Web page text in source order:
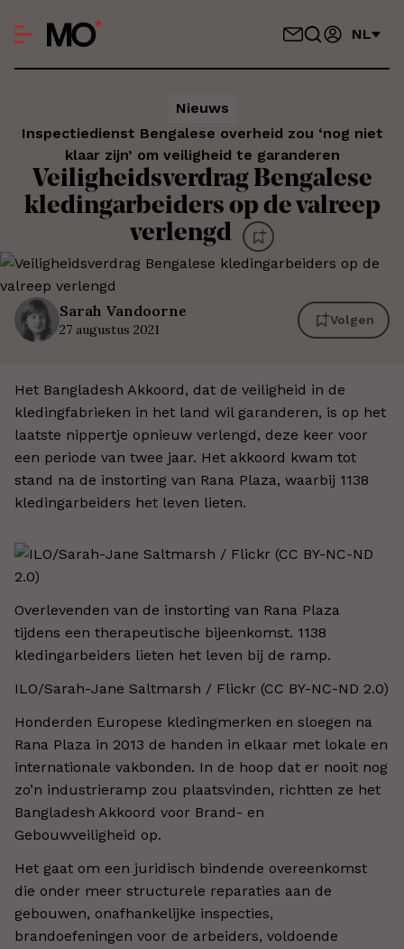
NL
Nieuws
Inspectiedienst Bengalese overheid zou ‘nog niet
klaar zijn’ om veiligheid te garanderen
Veiligheidsverdrag Bengalese
kledingarbeiders op de valreep
verlengd
Sarah Vandoorne
27 augustus 2021
Volgen
Het Bangladesh Akkoord, dat de veiligheid in de
kledingfabrieken in het land wil garanderen, is op het
laatste nippertje opnieuw verlengd, deze keer voor
een periode van twee jaar. Het akkoord kwam tot
stand na de instorting van Rana Plaza, waarbij 1138
kledingarbeiders het leven lieten.
Overlevenden van de instorting van Rana Plaza
tijdens een therapeutische bijeenkomst. 1138
kledingarbeiders lieten het leven bij de ramp.
ILO/Sarah-Jane Saltmarsh / Flickr (CC BY-NC-ND 2.0)
Honderden Europese kledingmerken en sloegen na
Rana Plaza in 2013 de handen in elkaar met lokale en
internationale vakbonden. In de hoop dat er nooit nog
zo’n industrieramp zou plaatsvinden, richtten ze het
Bangladesh Akkoord voor Brand- en
Gebouwveiligheid op.
Het gaat om een juridisch bindende overeenkomst
die onder meer structurele reparaties aan de
gebouwen, onafhankelijke inspecties,
brandoefeningen voor de arbeiders, voldoende